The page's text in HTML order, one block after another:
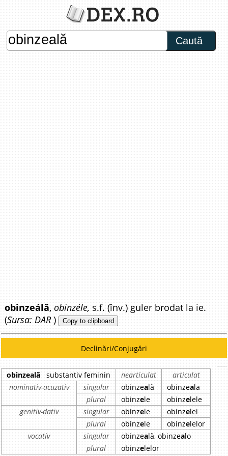
Caută
obinzeálă,obinzéle, s.f. (înv.) guler brodat la ie.
(Sursa: DAR) Copy to clipboard
Declinări/Conjugări
obinzeală substantiv feminin nearticulat
articulat
nominativ-acuzativ
singular obinzeală obinzeala
plural
obinzele obinzelele
genitiv-dativ
singular obinzele obinzelei
plural
obinzele obinzelelor
vocativ
singular obinzeală, obinzealo
plural
obinzelelor